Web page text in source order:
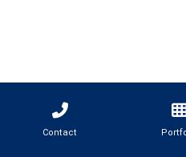
Contact